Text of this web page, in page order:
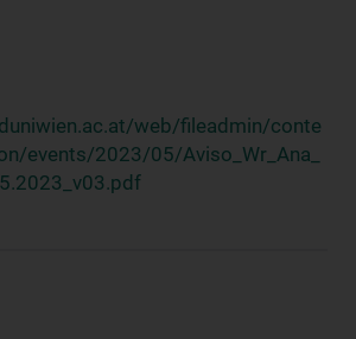
web/fileadmin/conte
events/2023/05/Aviso_Wr_Ana_